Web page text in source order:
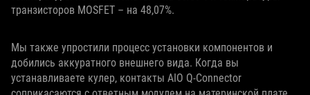
транзисторов MOSFET – на 48,07%.
Мы также упростили процесс установки компонентов и
добились аккуратного внешнего вида. Когда вы
устанавливаете кулер, контакты AIO Q‑Connector